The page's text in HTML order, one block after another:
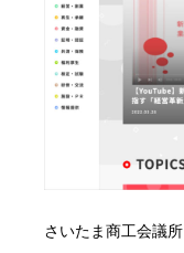
さいたま商工会議所